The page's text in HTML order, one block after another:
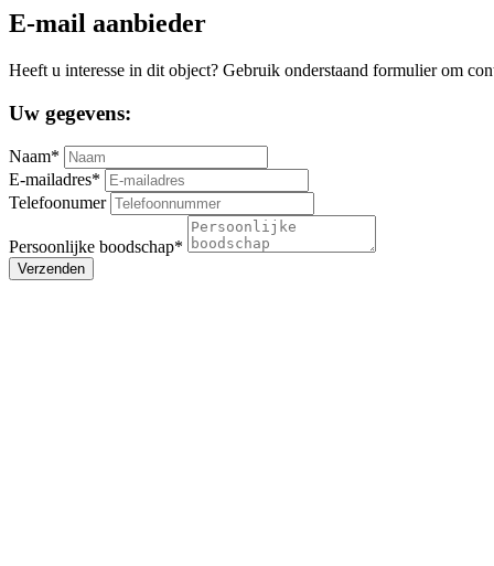
E-mail aanbieder
Heeft u interesse in dit object? Gebruik onderstaand formulier om
Uw gegevens:
Naam*
E-mailadres*
Telefoonumer
Persoonlijke boodschap*
Verzenden